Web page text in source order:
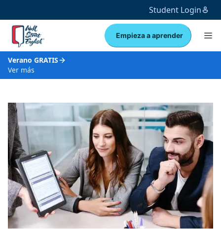
Student Login
Empieza a aprender
Verano GRATIS
Ver más